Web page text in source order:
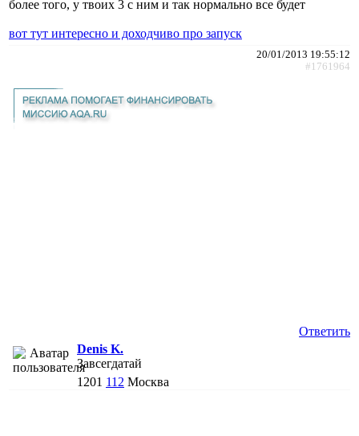
более того, у твоих 3 с ним и так нормально все будет
вот тут интересно и доходчиво про запуск
20/01/2013 19:55:12
#1761964
Ответить
Denis K.
Завсегдатай
1201 112 Москва